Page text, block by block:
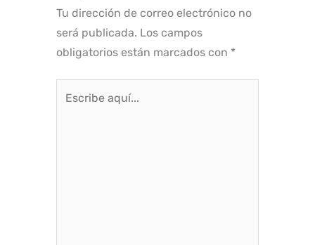
Tu dirección de correo electrónico no
será publicada. Los campos
obligatorios están marcados con *